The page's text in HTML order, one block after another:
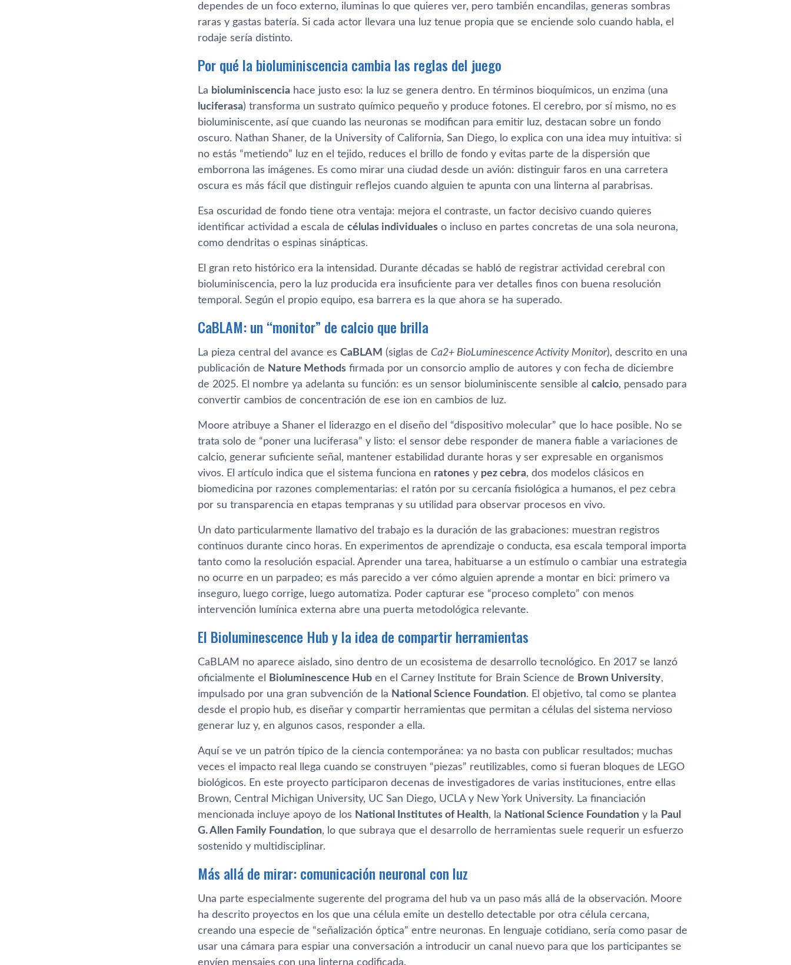
dependes de un foco externo, iluminas lo que quieres ver, pero también encandilas, generas sombras
raras y gastas batería. Si cada actor llevara una luz tenue propia que se enciende solo cuando habla, el
rodaje sería distinto.
Por qué la bioluminiscencia cambia las reglas del juego
La bioluminiscencia hace justo eso: la luz se genera dentro. En términos bioquímicos, un enzima (una
luciferasa) transforma un sustrato químico pequeño y produce fotones. El cerebro, por sí mismo, no es
bioluminiscente, así que cuando las neuronas se modifican para emitir luz, destacan sobre un fondo
oscuro. Nathan Shaner, de la University of California, San Diego, lo explica con una idea muy intuitiva: si
no estás “metiendo” luz en el tejido, reduces el brillo de fondo y evitas parte de la dispersión que
emborrona las imágenes. Es como mirar una ciudad desde un avión: distinguir faros en una carretera
oscura es más fácil que distinguir reflejos cuando alguien te apunta con una linterna al parabrisas.
Esa oscuridad de fondo tiene otra ventaja: mejora el contraste, un factor decisivo cuando quieres
identificar actividad a escala de células individuales o incluso en partes concretas de una sola neurona,
como dendritas o espinas sinápticas.
El gran reto histórico era la intensidad. Durante décadas se habló de registrar actividad cerebral con
bioluminiscencia, pero la luz producida era insuficiente para ver detalles finos con buena resolución
temporal. Según el propio equipo, esa barrera es la que ahora se ha superado.
CaBLAM: un “monitor” de calcio que brilla
La pieza central del avance es CaBLAM (siglas de Ca2+ BioLuminescence Activity Monitor), descrito en una
publicación de Nature Methods firmada por un consorcio amplio de autores y con fecha de diciembre
de 2025. El nombre ya adelanta su función: es un sensor bioluminiscente sensible al calcio, pensado para
convertir cambios de concentración de ese ion en cambios de luz.
Moore atribuye a Shaner el liderazgo en el diseño del “dispositivo molecular” que lo hace posible. No se
trata solo de “poner una luciferasa” y listo: el sensor debe responder de manera fiable a variaciones de
calcio, generar suficiente señal, mantener estabilidad durante horas y ser expresable en organismos
vivos. El artículo indica que el sistema funciona en ratones y pez cebra, dos modelos clásicos en
biomedicina por razones complementarias: el ratón por su cercanía fisiológica a humanos, el pez cebra
por su transparencia en etapas tempranas y su utilidad para observar procesos en vivo.
Un dato particularmente llamativo del trabajo es la duración de las grabaciones: muestran registros
continuos durante cinco horas. En experimentos de aprendizaje o conducta, esa escala temporal importa
tanto como la resolución espacial. Aprender una tarea, habituarse a un estímulo o cambiar una estrategia
no ocurre en un parpadeo; es más parecido a ver cómo alguien aprende a montar en bici: primero va
inseguro, luego corrige, luego automatiza. Poder capturar ese “proceso completo” con menos
intervención lumínica externa abre una puerta metodológica relevante.
El Bioluminescence Hub y la idea de compartir herramientas
CaBLAM no aparece aislado, sino dentro de un ecosistema de desarrollo tecnológico. En 2017 se lanzó
oficialmente el
Bioluminescence Hub en el Carney Institute for Brain Science de Brown University,
impulsado por una gran subvención de la National Science Foundation. El objetivo, tal como se plantea
desde el propio hub, es diseñar y compartir herramientas que permitan a células del sistema nervioso
generar luz y, en algunos casos, responder a ella.
Aquí se ve un patrón típico de la ciencia contemporánea: ya no basta con publicar resultados; muchas
veces el impacto real llega cuando se construyen “piezas” reutilizables, como si fueran bloques de LEGO
biológicos. En este proyecto participaron decenas de investigadores de varias instituciones, entre ellas
Brown, Central Michigan University, UC San Diego, UCLA y New York University. La financiación
mencionada incluye apoyo de los National Institutes of Health, la National Science Foundation y la Paul
G. Allen Family Foundation, lo que subraya que el desarrollo de herramientas suele requerir un esfuerzo
sostenido y multidisciplinar.
Más allá de mirar: comunicación neuronal con luz
Una parte especialmente sugerente del programa del hub va un paso más allá de la observación. Moore
ha descrito proyectos en los que una célula emite un destello detectable por otra célula cercana,
creando una especie de “señalización óptica” entre neuronas. En lenguaje cotidiano, sería como pasar de
usar una cámara para espiar una conversación a introducir un canal nuevo para que los participantes se
envíen mensajes con una linterna codificada.